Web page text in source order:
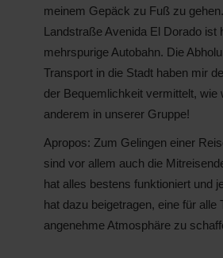
meinem Gepäck zu Fuß zu
Landstraße Avenida El Dorado ist
mehrspurige Autobahn. Die
Transport in die Stadt haben mir
der Bequemlichkeit ver­mittelt, wie
anderem in unserer Gruppe!
Apropos: Zum Gelingen einer
sind vor allem auch die
hat alles bestens funktioniert und
hat dazu beigetragen, eine für alle
angenehme Atmosphäre zu